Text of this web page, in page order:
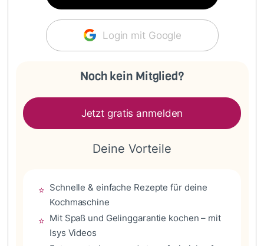
Login mit Google
Noch kein Mitglied?
Jetzt gratis anmelden
Deine Vorteile
⭐ Schnelle & einfache Rezepte für deine
Kochmaschine
⭐ Mit Spaß und Gelinggarantie kochen – mit
Isys Videos